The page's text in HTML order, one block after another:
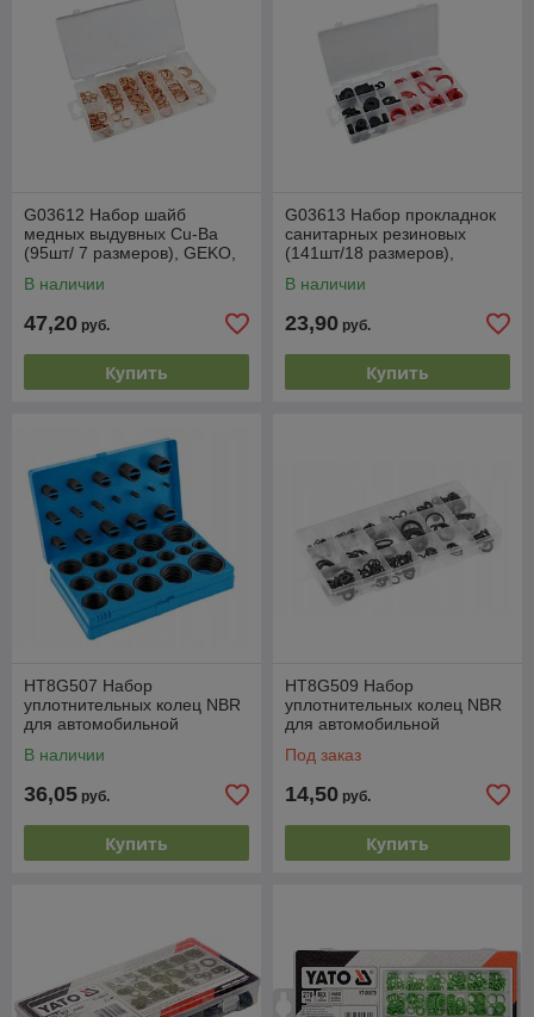
G03612 Набор шайб
медных выдувных Cu-Ba
(95шт/ 7 размеров), GEKO,
В наличии
47,20 руб.
Купить
G03613 Набор прокладнок
санитарных резиновых
(141шт/18 размеров),
В наличии
23,90 руб.
Купить
HT8G507 Набор
уплотнительных колец NBR
для автомобильной
3,00-50,00мм, HOEGERT
В наличии
36,05 руб.
Купить
HT8G509 Набор
уплотнительных колец NBR
для автомобильной
черные, 3,00-22,00мм,
Под заказ
14,50 руб.
Купить